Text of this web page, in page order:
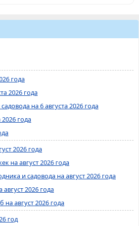
года
2026 года
на 6 августа 2026 года
года
2026 года
на август 2026 года
и садовода на август 2026 года
2026 года
август 2026 года
год